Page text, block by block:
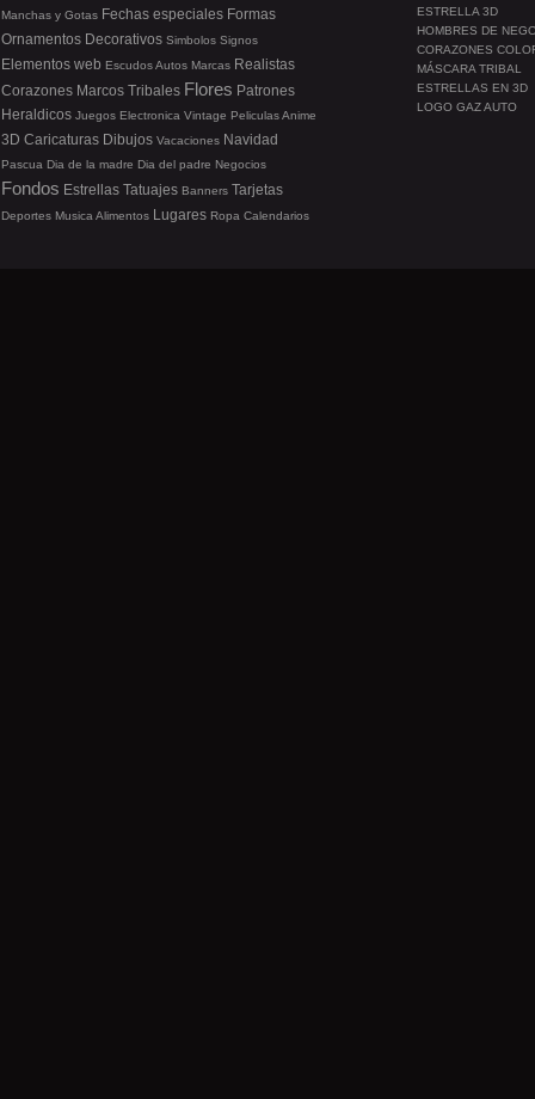
ESTRELLA 3D
HOMBRES DE
CORAZONES
MÁSCARA TRIBAL
ESTRELLAS EN 3D
LOGO GAZ AUTO
Manchas y Gotas Fechas especiales Formas
Ornamentos Decorativos Simbolos Signos
Elementos web EscudosAutos Marcas Realistas
Corazones Marcos Tribales Flores Patrones
Heraldicos Juegos Electronica Vintage PeliculasAnime
3D Caricaturas Dibujos Vacaciones Navidad
Pascua Dia de la madre Dia del padre Negocios
Fondos Estrellas Tatuajes Banners Tarjetas
Deportes Musica Alimentos Lugares Ropa Calendarios